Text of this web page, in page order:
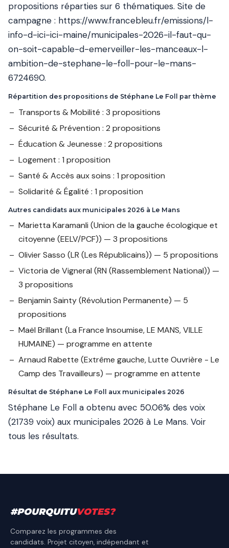
propositions réparties sur 6 thématiques. Site de
campagne : https://www.francebleu.fr/emissions/l-
info-d-ici-ici-maine/municipales-2026-il-faut-qu-
on-soit-capable-d-emerveiller-les-manceaux-l-
ambition-de-stephane-le-foll-pour-le-mans-
6724690.
Répartition des propositions de Stéphane Le Foll par thème
Transports & Mobilité : 3 propositions
Sécurité & Prévention : 2 propositions
Éducation & Jeunesse : 2 propositions
Logement : 1 proposition
Santé & Accès aux soins : 1 proposition
Solidarité & Égalité : 1 proposition
Autres candidats aux municipales 2026 à Le Mans
Marietta Karamanli (Union de la gauche écologique et
citoyenne (EELV/PCF)) — 3 propositions
Olivier Sasso (LR (Les Républicains)) — 5 propositions
Victoria de Vigneral (RN (Rassemblement National)) —
3 propositions
Benjamin Sainty(Révolution Permanente) — 5
propositions
Maël Brillant (La France Insoumise, LE MANS, VILLE
HUMAINE) — programme en attente
Arnaud Rabette (Extrême gauche, Lutte Ouvrière - Le
Camp des Travailleurs) — programme en attente
Résultat de Stéphane Le Foll aux municipales 2026
Stéphane Le Foll a obtenu avec 50.06% des voix
(21739 voix) aux municipales 2026 à Le Mans. Voir
tous les résultats.
#POURQUITUVOTES?
Comparez les programmes des
candidats. Projet citoyen, indépendant et